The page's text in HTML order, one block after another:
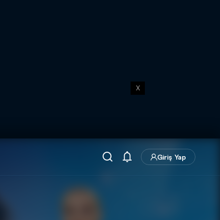
X
Giriş Yap